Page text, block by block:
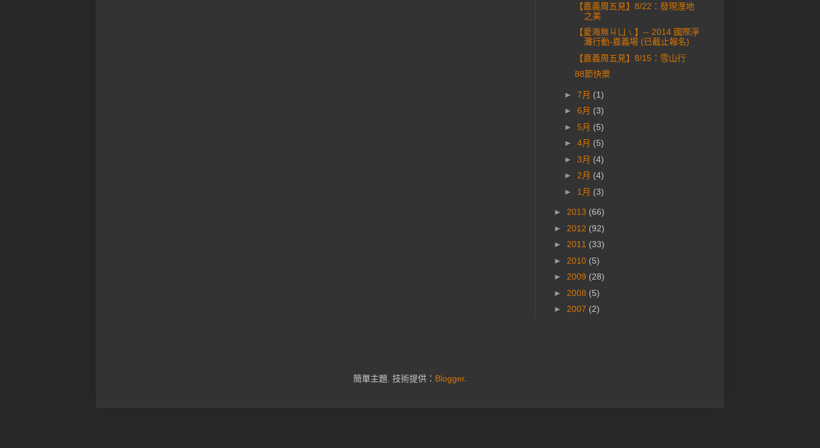
【嘉義周五見】8/22：發現溼地
之美
【愛海無ㄐㄩ﹨】-- 2014 國際淨
灘行動-嘉義場 (已截止報名)
【嘉義周五見】8/15：雪山行
88節快樂
► 7月 (1)
► 6月 (3)
► 5月 (5)
► 4月 (5)
► 3月 (4)
► 2月 (4)
► 1月 (3)
► 2013 (66)
► 2012 (92)
► 2011 (33)
► 2010 (5)
► 2009 (28)
► 2008 (5)
► 2007 (2)
簡單主題. 技術提供： Blogger.